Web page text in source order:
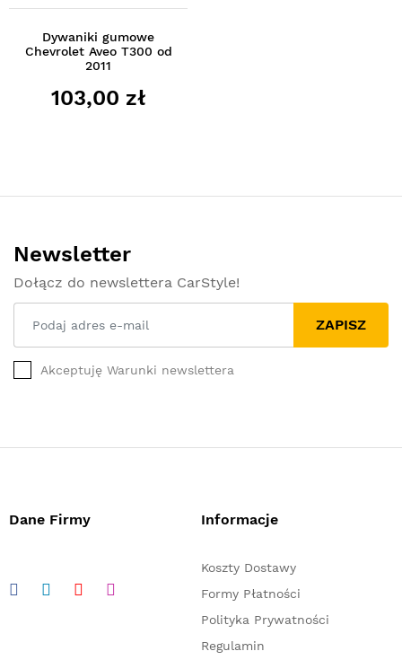
Dywaniki gumowe
Chevrolet Aveo T300 od
2011
103,00 zł
Newsletter
Dołącz do newslettera CarStyle!
ZAPISZ
Akceptuję Warunki newslettera
Dane Firmy Informacje
Koszty Dostawy
Formy Płatności
Polityka Prywatności
Regulamin